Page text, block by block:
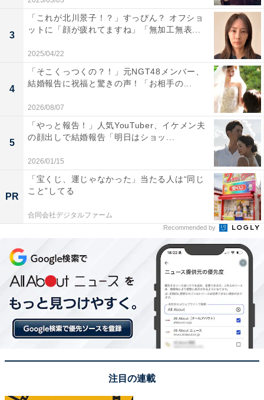
3
「これが北川景子！？」すっぴん？ オフショ
ットに「顔が疲れてますね」「無加工無表...
2025/04/22
4
「そこくっつくの？！」元NGT48メンバー、
結婚報告に祝福と驚きの声！「お相手の...
2026/08/07
5
「やっと報告！」人気YouTuber、イケメン夫
の顔出しで結婚報告「明日はショッ...
2026/01/15
PR
「宝くじ、運じゃなかった」当たる人は“同じ
こと”してる
合同会社デジタルファーム
Recommended by
注目の連載